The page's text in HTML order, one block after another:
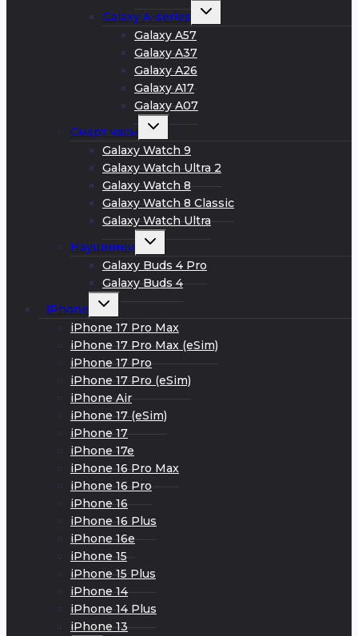
Galaxy A-series
Развернуть
меню
Galaxy A57
Galaxy A37
Galaxy A26
Galaxy A17
Galaxy A07
Смарт часы
Развернуть
меню
Galaxy Watch 9
Galaxy Watch Ultra 2
Galaxy Watch 8
Galaxy Watch 8 Classic
Galaxy Watch Ultra
Наушники
Развернуть
меню
Galaxy Buds 4 Pro
Galaxy Buds 4
iPhone
Развернуть
меню
iPhone 17 Pro Max
iPhone 17 Pro Max (eSim)
iPhone 17 Pro
iPhone 17 Pro (eSim)
iPhone Air
iPhone 17 (eSim)
iPhone 17
iPhone 17e
iPhone 16 Pro Max
iPhone 16 Pro
iPhone 16
iPhone 16 Plus
iPhone 16e
iPhone 15
iPhone 15 Plus
iPhone 14
iPhone 14 Plus
iPhone 13